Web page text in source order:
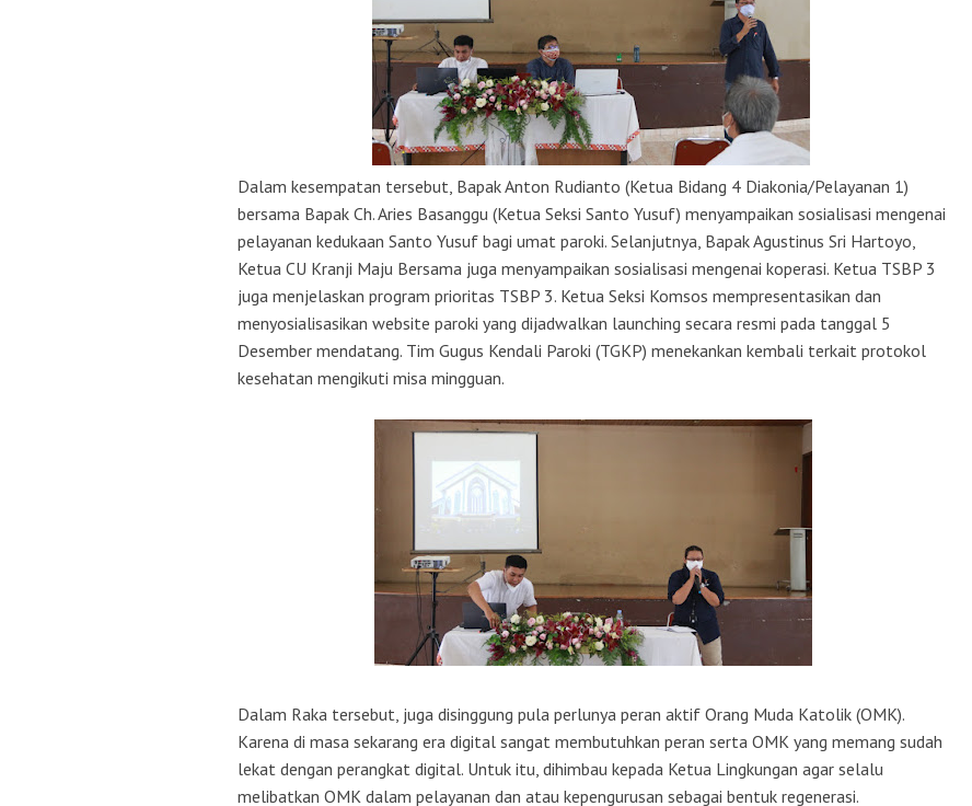
Dalam kesempatan tersebut, Bapak Anton Rudianto (Ketua Bidang 4 Diakonia/Pelayanan 1)
bersama Bapak Ch. Aries Basanggu (Ketua Seksi Santo Yusuf) menyampaikan sosialisasi mengenai
pelayanan kedukaan Santo Yusuf bagi umat paroki. Selanjutnya, Bapak Agustinus Sri Hartoyo,
Ketua CU Kranji Maju Bersama juga menyampaikan sosialisasi mengenai koperasi. Ketua TSBP 3
juga menjelaskan program prioritas TSBP 3. Ketua Seksi Komsos mempresentasikan dan
menyosialisasikan website paroki yang dijadwalkan launching secara resmi pada tanggal 5
Desember mendatang. Tim Gugus Kendali Paroki (TGKP) menekankan kembali terkait protokol
kesehatan mengikuti misa mingguan.
Dalam Raka tersebut, juga disinggung pula perlunya peran aktif Orang Muda Katolik (OMK).
Karena di masa sekarang era digital sangat membutuhkan peran serta OMK yang memang sudah
lekat dengan perangkat digital. Untuk itu, dihimbau kepada Ketua Lingkungan agar selalu
melibatkan OMK dalam pelayanan dan atau kepengurusan sebagai bentuk regenerasi.